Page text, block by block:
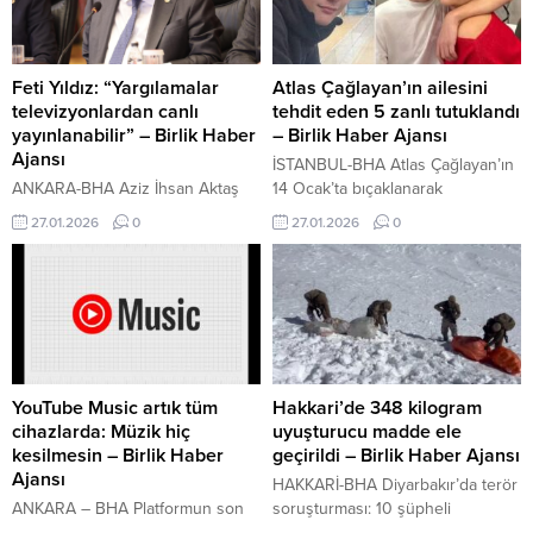
335 maçta yer aldı. Bu kapsamda
takımın kupalardaki performansı
şöyle: Galatasaray, Fatih
Karagümrük deplasmanında
İçeriği Görüntüle 119 galibiyet 126
mağlubiyet...
Giresun Belediyesi’nin
çalışmasıyla çözüme kavuşuyor.
Hastane yönetiminin çevre
düzenlemesi ve otopark
ihtiyacına yönelik talebi üzerine
bir süre önce bölgeyi ziyaret
eden Giresun Belediye Başkanı
Fuat Köse, Giresun...
Feti Yıldız: “Yargılamalar
televizyonlardan canlı
yayınlanabilir” – Birlik Haber
Ajansı
ANKARA-BHA Aziz İhsan Aktaş
suç örgütü soruşturması
kapsamında 200 sanığın
Yardımcısı Feti Yıldız,
duruşmaların canlı yayınlanmasına
örgütü soruşturması kapsamında,
aralarında 6’sı görevinden
uzaklaştırılan 7 CHP’li belediye
başkanının da bulunduğu 200
sanık, ilk kez...
27.01.2026 0
Atlas Çağlayan’ın ailesini
tehdit eden 5 zanlı tutuklandı
– Birlik Haber Ajansı
İSTANBUL-BHA Atlas Çağlayan’ın
14 Ocak’ta bıçaklanarak
öldürülmesine ilişkin yürütülen
soruşturma devam ederken, aile
bireylerinin tehdit edilmesi ve
sosyal medya üzerinden yapılan
provokatif paylaşımlara yönelik
ayrı bir soruşturma başlatıldı.
Bakırköy Cumhuriyet
Başsavcılığı’ndan yapılan
açıklamada, olay sonrası aile
bireylerine telefon mesajlarıyla
tehditte bulunduğu belirlenen 5
şüphelinin tutuklandığı, 1 kişi
hakkında ise adli...
27.01.2026 0
YouTube Music artık tüm
cihazlarda: Müzik hiç
kesilmesin – Birlik Haber
Ajansı
ANKARA – BHA Platformun son
Hakkari’de 348 kilogram
uyuşturucu madde ele
geçirildi – Birlik Haber Ajansı
HAKKARİ-BHA Diyarbakır’da terör
soruşturması: 10 şüpheli